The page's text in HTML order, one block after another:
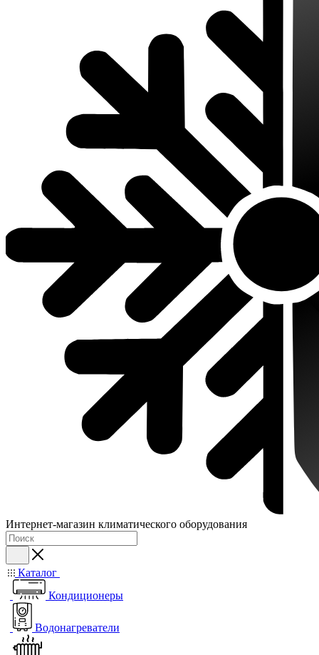
Интернет-магазин климатического оборудования
Каталог
Кондиционеры
Водонагреватели